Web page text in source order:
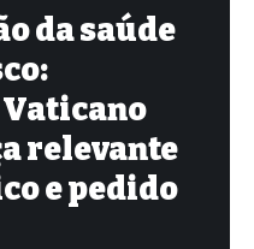
da saúde
relevante
e pedido